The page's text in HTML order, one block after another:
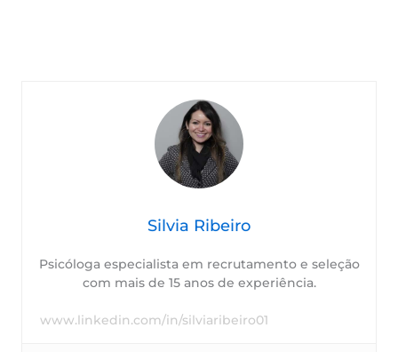
Silvia Ribeiro
Psicóloga especialista em recrutamento e seleção
com mais de 15 anos de experiência.
www.linkedin.com/in/silviaribeiro01